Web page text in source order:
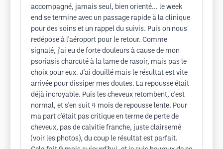
accompagné, jamais seul, bien orienté... le week
end se termine avec un passage rapide à la clinique
pour des soins et un rappel du suivis. Puis on nous
redépose à l'aéroport pour le retour. Comme
signalé, j'ai eu de forte douleurs à cause de mon
psoriasis charcuté à la lame de rasoir, mais pas le
choix pour eux. J'ai douillé mais le résultat est vite
arrivée pour dissiper mes doutes. La repousse était
déjà incroyable. Puis les cheveux retombent, c'est
normal, et s'en suit 4 mois de repousse lente. Pour
ma part c'était pas critique en terme de perte de
cheveux, pas de calvitie franche, juste clairsemé
(voir les photos), du coup le résultat est parfait.